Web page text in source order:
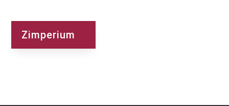
Zimperium